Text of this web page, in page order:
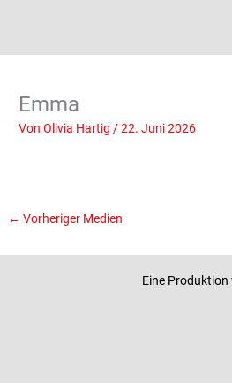
Emma
VonOlivia Hartig/22. Juni 2026
← Vorheriger Medien
Eine Produktion